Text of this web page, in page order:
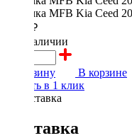
2000 ₽
в наличии
В корзину
В корзине
Купить в 1 клик
Доставка